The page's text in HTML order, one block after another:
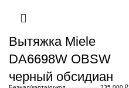
Вытяжка Miele
DA6698W OBSW
черный обсидиан